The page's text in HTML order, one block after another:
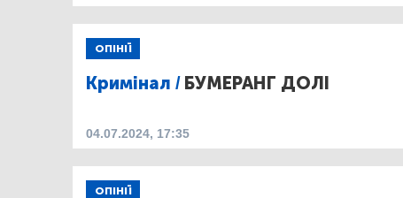
ОПІНІЇ
Кримінал / БУМЕРАНГ ДОЛІ
04.07.2024, 17:35
ОПІНІЇ